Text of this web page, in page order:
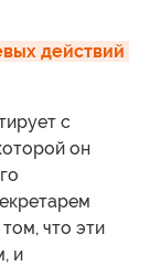
действий
с
он
что эти
и